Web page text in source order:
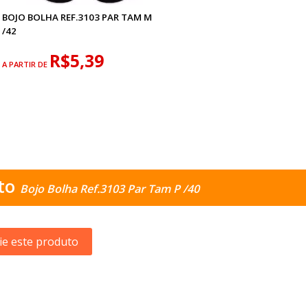
BOJO BOLHA REF.3103 PAR TAM M
/42
A PARTIR DE R$5,39
Bojo Bolha Ref.3103 Par Tam P /40
este produto